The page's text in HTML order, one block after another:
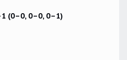
(0–0, 0–0, 0–1)